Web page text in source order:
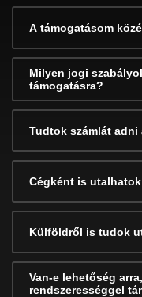
A támogatásom
Milyen jogi
támogatásra?
Tudtok számlát adni
Cégként is
Külföldről is tudok
Van-e lehetőség
rendszerességgel